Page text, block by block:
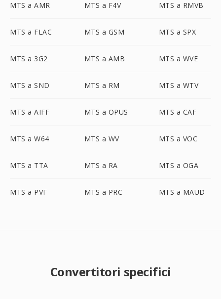
MTS a AMR MTS a F4V MTS a RMVB
MTS a FLAC MTS a GSM MTS a SPX
MTS a 3G2 MTS a AMB MTS a WVE
MTS a SND MTS a RM MTS a WTV
MTS a AIFF MTS a OPUS MTS a CAF
MTS a W64 MTS a WV MTS a VOC
MTS a TTA MTS a RA MTS a OGA
MTS a PVF MTS a PRC MTS a MAUD
Convertitori specifici